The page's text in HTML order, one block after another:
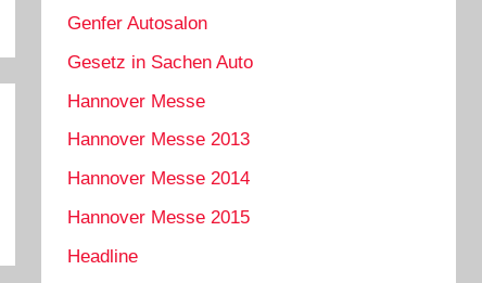
Genfer Autosalon
Gesetz in Sachen Auto
Hannover Messe
Hannover Messe 2013
Hannover Messe 2014
Hannover Messe 2015
Headline